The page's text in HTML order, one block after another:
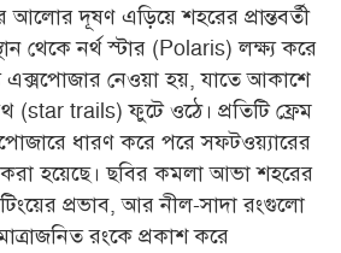
আলোর দূষণ এড়িয়ে শহরের প্রান্তবর্তী
থেকে নর্থ স্টার (Polaris) লক্ষ্য করে
এক্সপোজার নেওয়া হয়, যাতে আকাশে
(star trails) ফুটে ওঠে। প্রতিটি ফ্রেম
ধারণ করে পরে সফটওয়্যারের
করা হয়েছে। ছবির কমলা আভা শহরের
প্রভাব, আর নীল-সাদা রংগুলো
রংকে প্রকাশ করে